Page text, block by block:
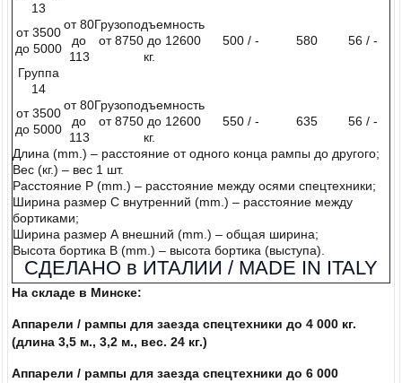
13
от 3500
до 5000
от 80
до
113
Грузоподъемность
от 8750 до 12600
кг.
500 / - 580 56 / -
Группа
14
от 3500
до 5000
от 80
до
113
Грузоподъемность
от 8750 до 12600
кг.
550 / - 635 56 / -
Длина (mm.) – расстояние от одного конца рампы до другого;
Вес (кг.) – вес 1 шт.
Расстояние Р (mm.) – расстояние между осями спецтехники;
Ширина размер С внутренний (mm.) – расстояние между
бортиками;
Ширина размер А внешний (mm.) – общая ширина;
Высота бортика В (mm.) – высота бортика (выступа).
СДЕЛАНО в ИТАЛИИ / MADE IN ITALY
На складе в Минске:
Аппарели / рампы для заезда спецтехники до 4 000 кг.
(длина 3,5 м., 3,2 м., вес. 24 кг.)
Аппарели / рампы для заезда спецтехники до 6 000